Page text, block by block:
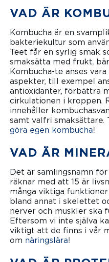
VAD ÄR
Kombucha är en
bakteriekultur som
Teet får en syrlig smak
smaksätta med frukt,
Kombucha-te anses
aspekter, till exempel
antioxidanter, förbättra
cirkulationen i kroppen.
innehåller
samt valfri
göra egen kombucha!
VAD ÄR
Det är samlingsnamn
räknar med att 15 är
många viktiga
bland annat i skelettet
nerver och muskler ska
Eftersom vi inte själva
viktigt att de finns i vår
om näringslära!